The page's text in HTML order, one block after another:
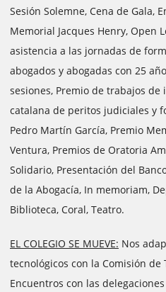
Sesión Solemne, Cena de Gala,
Memorial Jacques Henry, Open
asistencia a las jornadas de
abogados y abogadas con 25
sesiones, Premio de trabajos de
catalana de peritos judiciales y
Pedro Martín García, Premio
Ventura, Premios de Oratoria
Solidario, Presentación del
de la Abogacía, In memoriam,
Biblioteca, Coral, Teatro.
EL COLEGIO SE MUEVE: Nos
tecnológicos con la Comisión
Encuentros con las